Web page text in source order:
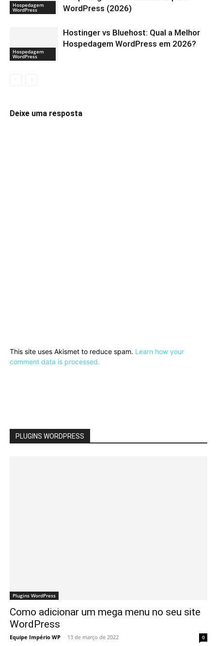
Hospedagem
WordPress
WordPress (2026)
Hospedagem
WordPress
Hostinger vs Bluehost: Qual a Melhor
Hospedagem WordPress em 2026?
Deixe uma resposta
This site uses Akismet to reduce spam. Learn how your
comment data is processed.
PLUGINS WORDPRESS
Plugins WordPress
Como adicionar um mega menu no seu site
WordPress
Equipe Império WP - 13 de março de 2022 0